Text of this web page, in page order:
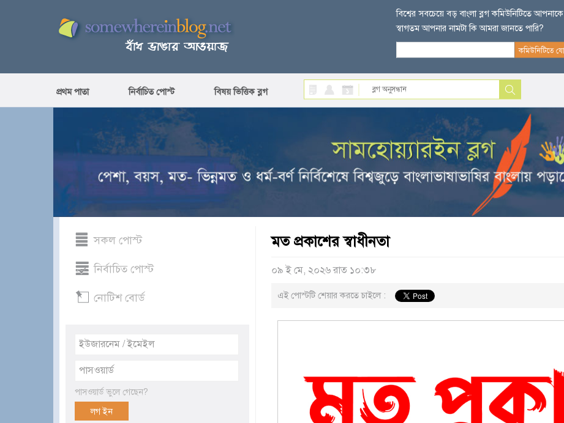
বিশ্বের সবচেয়ে বড় বাংলা ব্লগ কমিউনিটিতে আপনাকে
স্বাগতম আপনার নামটা কি আমরা জানতে পারি?
প্রথম পাতা নির্বাচিত পোস্ট বিষয় ভিত্তিক ব্লগ
সকল পোস্ট
নির্বাচিত পোস্ট
নোটিশ বোর্ড
পাসওয়ার্ড ভুলে গেছেন?
মত প্রকাশের স্বাধীনতা
০৯ ই মে, ২০২৬ রাত ১০:৩৮
এই পোস্টটি শেয়ার করতে চাইলে :